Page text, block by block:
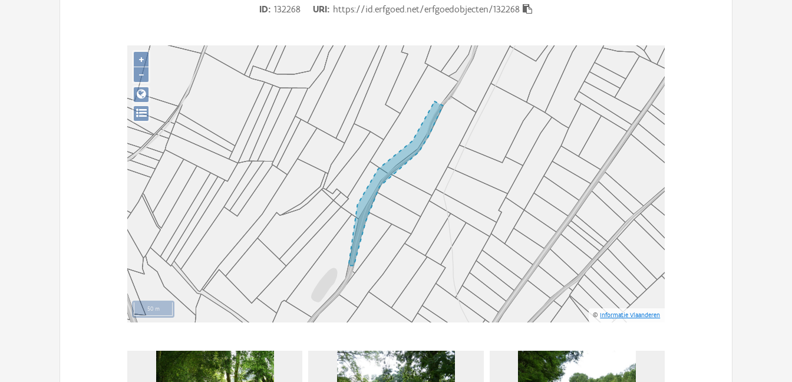
ID
132268 URI https://id.erfgoed.net/erfgoedobjecten/132268
50 m
©Informatie Vlaanderen
+
−